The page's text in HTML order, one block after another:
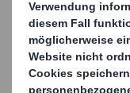
Ergebnis der
vergangenen
Einsparungen